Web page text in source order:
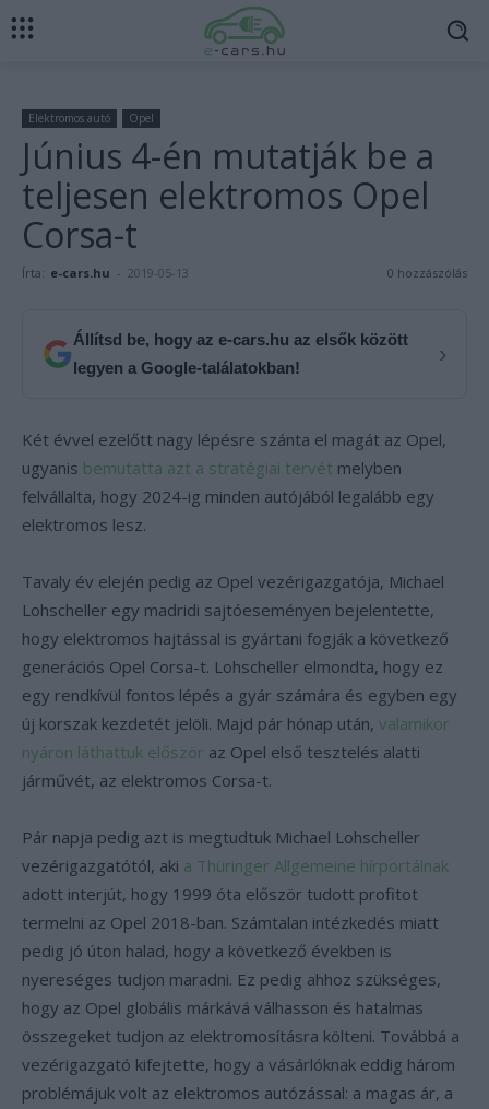
Elektromos autó Opel
Június 4-én mutatják be a
teljesen elektromos Opel
Corsa-t
Írta: e-cars.hu - 2019-05-13 0 hozzászólás
Állítsd be, hogy az e-cars.hu az elsők között
legyen a Google-találatokban!
›
Két évvel ezelőtt nagy lépésre szánta el magát az Opel,
ugyanis bemutatta azt a stratégiai tervét melyben
felvállalta, hogy 2024-ig minden autójából legalább egy
elektromos lesz.
Tavaly év elején pedig az Opel vezérigazgatója, Michael
Lohscheller egy madridi sajtóeseményen bejelentette,
hogy elektromos hajtással is gyártani fogják a következő
generációs Opel Corsa-t. Lohscheller elmondta, hogy ez
egy rendkívül fontos lépés a gyár számára és egyben egy
új korszak kezdetét jelöli. Majd pár hónap után, valamikor
nyáron láthattuk először az Opel első tesztelés alatti
járművét, az elektromos Corsa-t.
Pár napja pedig azt is megtudtuk Michael Lohscheller
vezérigazgatótól, aki a Thüringer Allgemeine hírportálnak
adott interjút, hogy 1999 óta először tudott profitot
termelni az Opel 2018-ban. Számtalan intézkedés miatt
pedig jó úton halad, hogy a következő években is
nyereséges tudjon maradni. Ez pedig ahhoz szükséges,
hogy az Opel globális márkává válhasson és hatalmas
összegeket tudjon az elektromosításra költeni. Továbbá a
vezérigazgató kifejtette, hogy a vásárlóknak eddig három
problémájuk volt az elektromos autózással: a magas ár, a